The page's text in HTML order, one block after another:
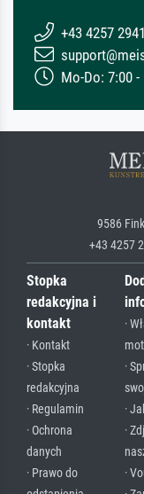
+43 4257
Mo-Do: 7:00 -
9586
+43 4257
Stopka
redakcyjna i
kontakt
· Kontakt
· Stopka
redakcyjna
· Regulamin
· Ochrona
danych
· Prawo do
·
·
·
·
·